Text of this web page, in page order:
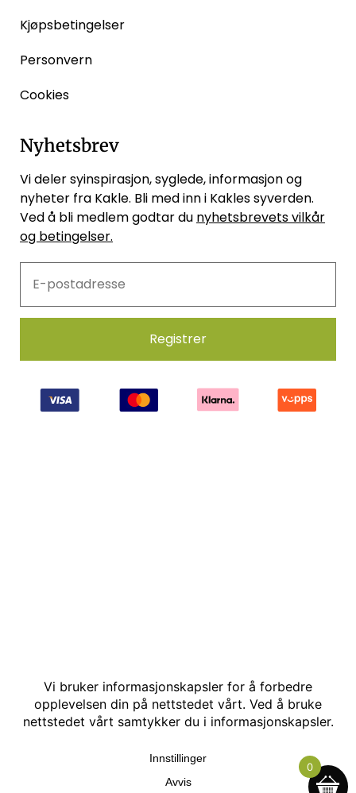
Kjøpsbetingelser
Personvern
Cookies
Nyhetsbrev
Vi deler syinspirasjon, syglede, informasjon og
nyheter fra Kakle. Bli med inn i Kakles syverden.
Ved å bli medlem godtar du nyhetsbrevets vilkår
og betingelser.
Hjemmesidehelten
0